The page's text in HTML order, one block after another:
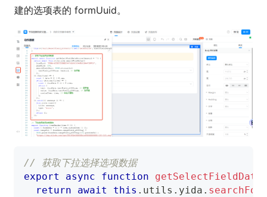
建的选项表的 formUuid。
// 获取下拉选择选项数据
export
async function
return
await this . utils . yida .